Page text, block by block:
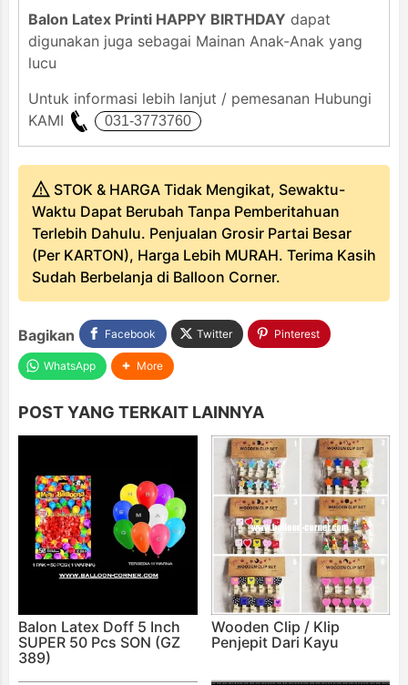
Balon Latex Printi HAPPY BIRTHDAY dapat
digunakan juga sebagai Mainan Anak-Anak yang
lucu
Untuk informasi lebih lanjut / pemesanan Hubungi
KAMI
STOK & HARGA Tidak Mengikat, Sewaktu-
Waktu Dapat Berubah Tanpa Pemberitahuan
Terlebih Dahulu. Penjualan Grosir Partai Besar
(Per KARTON), Harga Lebih MURAH. Terima Kasih
Sudah Berbelanja di Balloon Corner.
Bagikan Facebook Twitter Pinterest
WhatsApp More
POST YANG TERKAIT LAINNYA
Balon Latex Doff 5 Inch
SUPER 50 Pcs SON (GZ
389)
Wooden Clip / Klip
Penjepit Dari Kayu